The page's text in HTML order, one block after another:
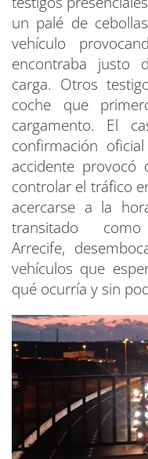
un palé de
vehículo
encontraba justo
carga. Otros
coche que
cargamento. El
confirmación
accidente
controlar el tráfico
acercarse a la
transitado
Arrecife,
vehículos que
qué ocurría y sin